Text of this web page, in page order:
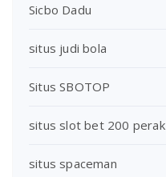
Sicbo Dadu
situs judi bola
Situs SBOTOP
situs slot bet 200 perak
situs spaceman